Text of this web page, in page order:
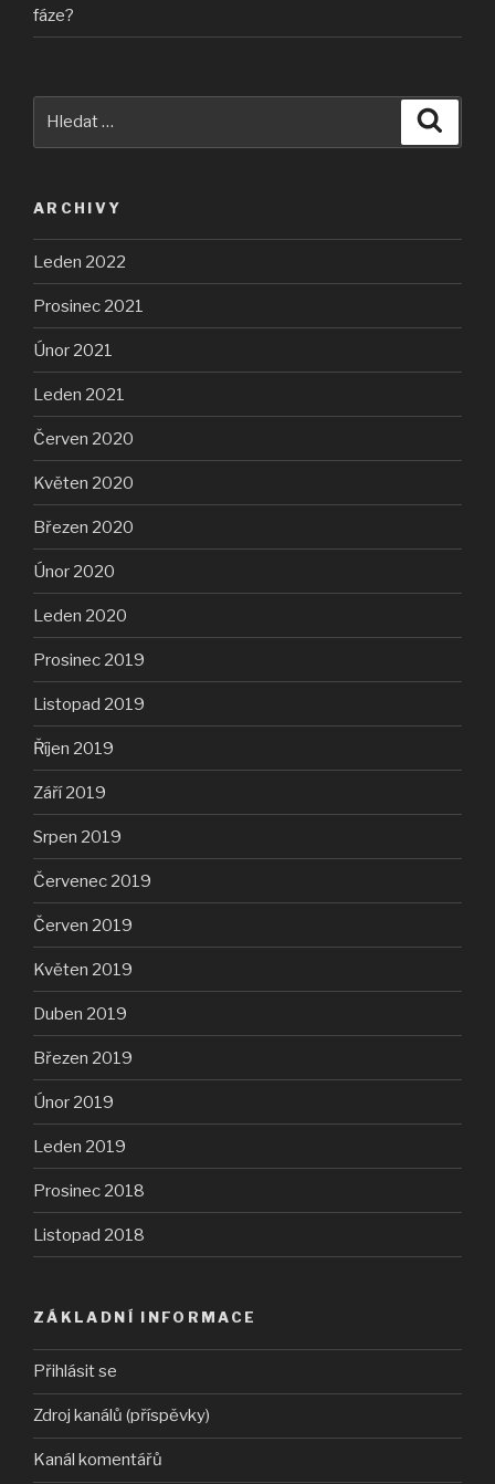
fáze?
ARCHIVY
Leden 2022
Prosinec 2021
Únor 2021
Leden 2021
Červen 2020
Květen 2020
Březen 2020
Únor 2020
Leden 2020
Prosinec 2019
Listopad 2019
Říjen 2019
Září 2019
Srpen 2019
Červenec 2019
Červen 2019
Květen 2019
Duben 2019
Březen 2019
Únor 2019
Leden 2019
Prosinec 2018
Listopad 2018
ZÁKLADNÍ INFORMACE
Přihlásit se
Zdroj kanálů (příspěvky)
Kanál komentářů